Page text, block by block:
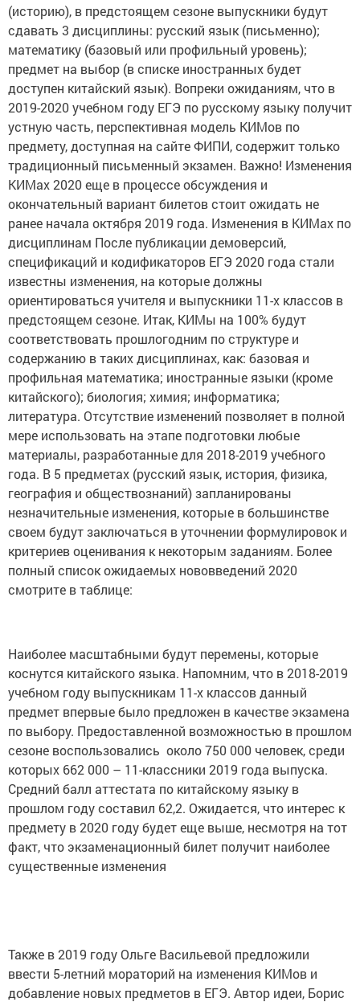
(историю), в предстоящем сезоне выпускники будут
сдавать 3 дисциплины: русский язык (письменно);
математику (базовый или профильный уровень);
предмет на выбор (в списке иностранных будет
доступен китайский язык). Вопреки ожиданиям, что в
2019-2020 учебном году ЕГЭ по русскому языку получит
устную часть, перспективная модель КИМов по
предмету, доступная на сайте ФИПИ, содержит только
традиционный письменный экзамен. Важно! Изменения
КИМах 2020 еще в процессе обсуждения и
окончательный вариант билетов стоит ожидать не
ранее начала октября 2019 года. Изменения в КИМах по
дисциплинам После публикации демоверсий,
спецификаций и кодификаторов ЕГЭ 2020 года стали
известны изменения, на которые должны
ориентироваться учителя и выпускники 11-х классов в
предстоящем сезоне. Итак, КИМы на 100% будут
соответствовать прошлогодним по структуре и
содержанию в таких дисциплинах, как: базовая и
профильная математика; иностранные языки (кроме
китайского); биология; химия; информатика;
литература. Отсутствие изменений позволяет в полной
мере использовать на этапе подготовки любые
материалы, разработанные для 2018-2019 учебного
года. В 5 предметах (русский язык, история, физика,
география и обществознаний) запланированы
незначительные изменения, которые в большинстве
своем будут заключаться в уточнении формулировок и
критериев оценивания к некоторым заданиям. Более
полный список ожидаемых нововведений 2020
смотрите в таблице:
Наиболее масштабными будут перемены, которые
коснутся китайского языка. Напомним, что в 2018-2019
учебном году выпускникам 11-х классов данный
предмет впервые было предложен в качестве экзамена
по выбору. Предоставленной возможностью в прошлом
сезоне воспользовались около 750 000 человек, среди
которых 662 000 – 11-классники 2019 года выпуска.
Средний балл аттестата по китайскому языку в
прошлом году составил 62,2. Ожидается, что интерес к
предмету в 2020 году будет еще выше, несмотря на тот
факт, что экзаменационный билет получит наиболее
существенные изменения
Также в 2019 году Ольге Васильевой предложили
ввести 5-летний мораторий на изменения КИМов и
добавление новых предметов в ЕГЭ. Автор идеи, Борис